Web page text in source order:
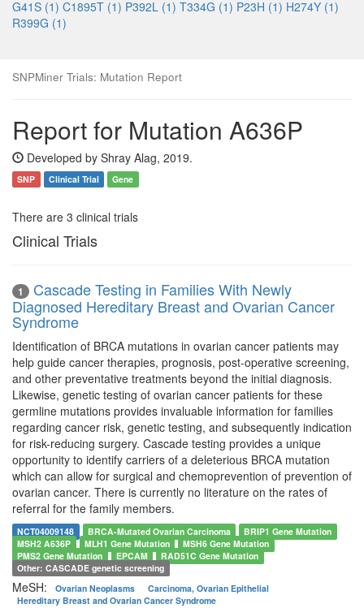
G41S (1) C1895T (1) P392L (1) T334G (1) P23H (1) H274Y (1)
R399G (1)
SNPMiner Trials: Mutation Report
Report for Mutation A636P
Developed by Shray Alag, 2019.
SNP Clinical Trial Gene
There are 3 clinical trials
Clinical Trials
1
Cascade Testing in Families With Newly
Diagnosed Hereditary Breast and Ovarian Cancer
Syndrome
Identification of BRCA mutations in ovarian cancer patients may
help guide cancer therapies, prognosis, post-operative screening,
and other preventative treatments beyond the initial diagnosis.
Likewise, genetic testing of ovarian cancer patients for these
germline mutations provides invaluable information for families
regarding cancer risk, genetic testing, and subsequently indication
for risk-reducing surgery. Cascade testing provides a unique
opportunity to identify carriers of a deleterious BRCA mutation
which can allow for surgical and chemoprevention of prevention of
ovarian cancer. There is currently no literature on the rates of
referral for the family members.
NCT04009148 BRCA-Mutated Ovarian Carcinoma
BRIP1 Gene Mutation
MSH2A636P MLH1 Gene Mutation
MSH6 Gene Mutation
PMS2 Gene Mutation
EPCAM
RAD51C Gene Mutation
Other: CASCADE genetic screening
MeSH: Ovarian Neoplasms
Carcinoma, Ovarian Epithelial
Hereditary Breast and Ovarian Cancer Syndrome